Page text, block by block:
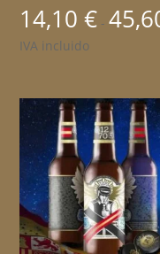
14,10€ -
IVA incluido